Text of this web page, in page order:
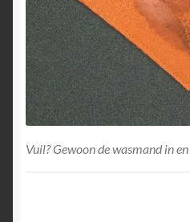
Vuil? Gewoon de wasmand in